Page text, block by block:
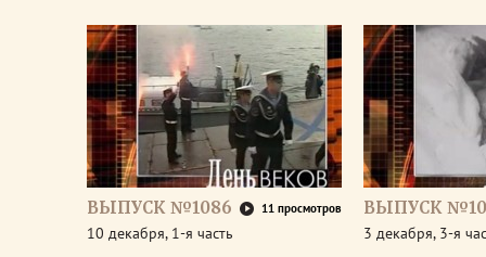
ВЫПУСК №1086 11 просмотров
10 декабря, 1-я часть
ВЫПУСК
3 декабря, 3-я